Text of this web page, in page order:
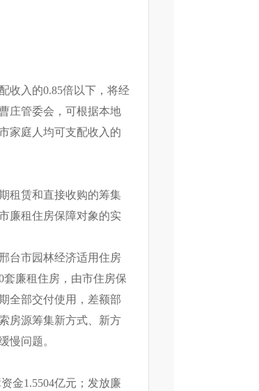
收入的0.85倍以下，将经
庄管委会，可根据本地
家庭人均可支配收入的
租赁和直接收购的筹集
廉租住房保障对象的实
台市园林经济适用住房
套廉租住房，由市住房保
全部交付使用，差额部
房源筹集新方式、新方
慢问题。
金1.5504亿元；发放廉